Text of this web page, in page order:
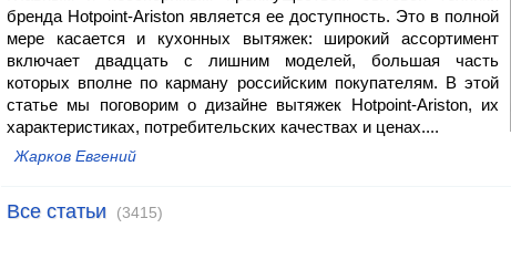
бренда Hotpoint-Ariston является ее доступность. Это в полной
мере касается и кухонных вытяжек: широкий ассортимент
включает двадцать с лишним моделей, большая часть
которых вполне по карману российским покупателям. В этой
статье мы поговорим о дизайне вытяжек Hotpoint-Ariston, их
характеристиках, потребительских качествах и ценах....
Жарков Евгений
Все статьи (3415)